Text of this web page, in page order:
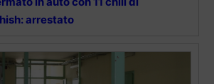
arrestato